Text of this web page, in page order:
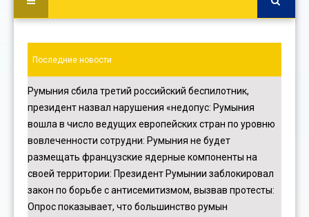
Последние новости
Румыния сбила третий российский беспилотник,
президент назвал нарушения «недопус: Румыния
вошла в число ведущих европейских стран по уровню
вовлеченности сотрудни: Румыния не будет
размещать французские ядерные компоненты на
своей территории: Президент Румынии заблокировал
закон по борьбе с антисемитизмом, вызвав протесты:
Опрос показывает, что большинство румын